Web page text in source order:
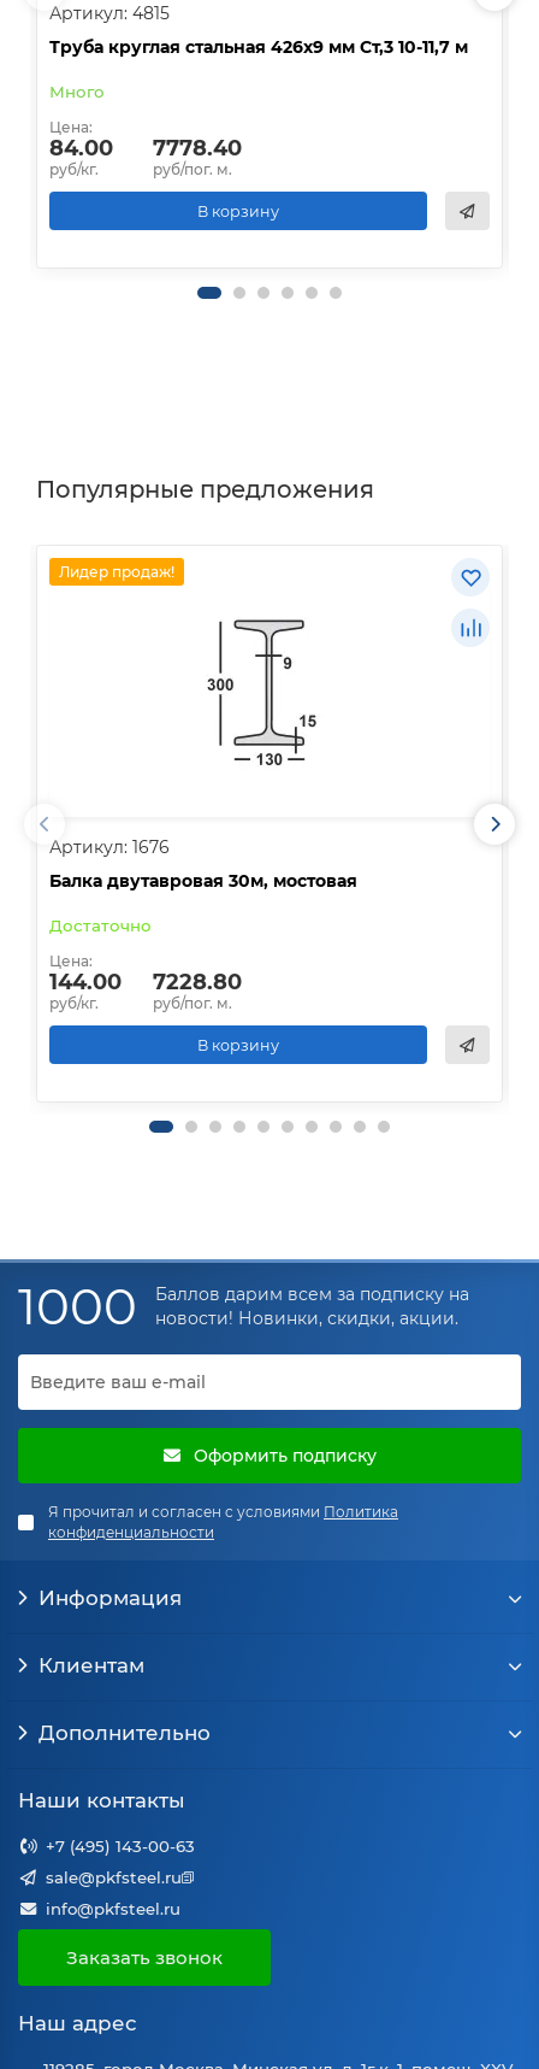
Артикул: 4815
Труба круглая стальная 426х9 мм Ст,3 10-11,7 м
Много
Цена:
84.00
руб/кг.
7778.40
руб/пог. м.
В корзину
Популярные предложения
Лидер продаж!
Артикул: 1676
Балка двутавровая 30м, мостовая
Достаточно
Цена:
144.00
руб/кг.
7228.80
руб/пог. м.
В корзину
1000
Баллов дарим всем за подписку на
новости! Новинки, скидки, акции.
Оформить подписку
Я прочитал и согласен с условиями Политика
конфиденциальности
Информация
Клиентам
Дополнительно
Наши контакты
+7 (495) 143-00-63
sale@pkfsteel.ru
info@pkfsteel.ru
Заказать звонок
Наш адрес